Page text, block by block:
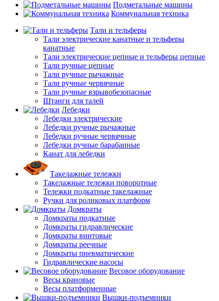
Подметальные машины
Коммунальная техника
Тали и тельферы
Тали электрические канатные и тельферы
канатные
Тали электрические цепные и тельферы цепные
Тали ручные цепные
Тали ручные рычажные
Тали ручные червячные
Тали ручные взрывобезопасные
Штанги для талей
Лебедки
Лебедки электрические
Лебедки ручные рычажные
Лебедки ручные червячные
Лебедки ручные барабанные
Канат для лебедки
Такелажные тележки
Такелажные тележки поворотные
Тележки подкатные такелажные
Ручки для роликовых платформ
Домкраты
Домкраты подкатные
Домкраты гидравлические
Домкраты винтовые
Домкраты реечные
Домкраты пневматические
Гидравлические насосы
Весовое оборудование
Весы крановые
Весы платформенные
Вышки-подъемники